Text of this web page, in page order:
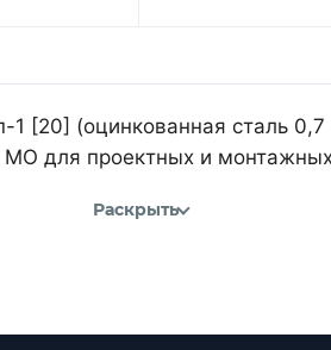
[20] (оцинкованная сталь
для проектных и
Раскрыть